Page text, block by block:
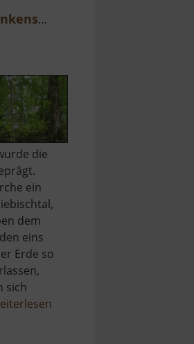
Bergbau um Blankenstein
die
ein
dem
eins
Erde so
sich
über